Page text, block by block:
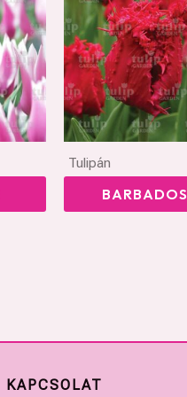
Tulipán
BARBADOS
KAPCSOLAT